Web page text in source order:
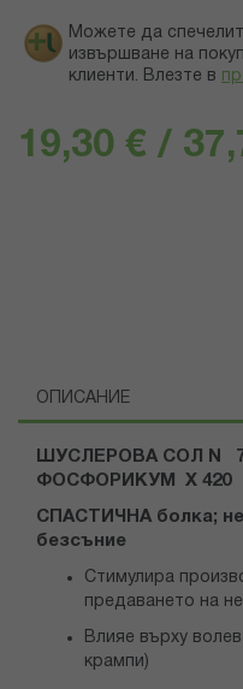
Можете да
извършване на
клиенти. Влезте в
19,30 € /
ОПИСАНИЕ
ШУСЛЕРОВА СОЛ N
ФОСФОРИКУМ Х 420
СПАСТИЧНА болка;
безсъние
Стимулира
предаването на
Влияе върху
крампи)